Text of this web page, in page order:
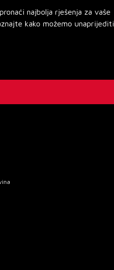
najbolja rješenja za vaše
kako možemo unaprijediti